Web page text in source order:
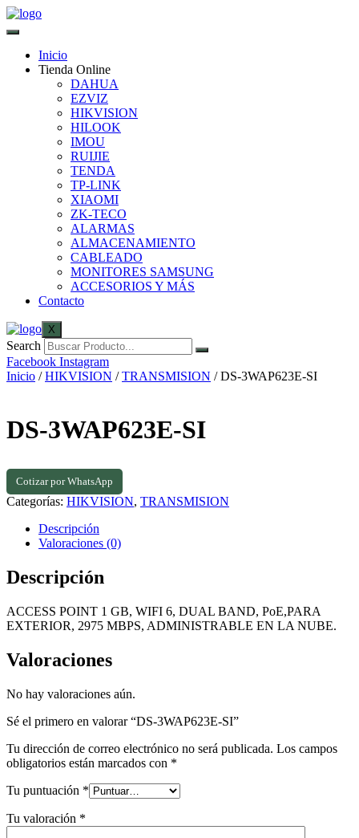
Inicio
Tienda Online
DAHUA
EZVIZ
HIKVISION
HILOOK
IMOU
RUIJIE
TENDA
TP-LINK
XIAOMI
ZK-TECO
ALARMAS
ALMACENAMIENTO
CABLEADO
MONITORES SAMSUNG
ACCESORIOS Y MÁS
Contacto
X
Search
Facebook Instagram
Inicio /HIKVISION /TRANSMISION / DS-3WAP623E-SI
DS-3WAP623E-SI
Cotizar por WhatsApp
Categorías: HIKVISION, TRANSMISION
Descripción
Valoraciones (0)
Descripción
ACCESS POINT 1 GB, WIFI 6, DUAL BAND, PoE,PARA
EXTERIOR, 2975 MBPS, ADMINISTRABLE EN LA NUBE.
Valoraciones
No hay valoraciones aún.
Sé el primero en valorar “DS-3WAP623E-SI”
Tu dirección de correo electrónico no será publicada. Los campos
obligatorios están marcados con *
Tu puntuación *
Tu valoración *